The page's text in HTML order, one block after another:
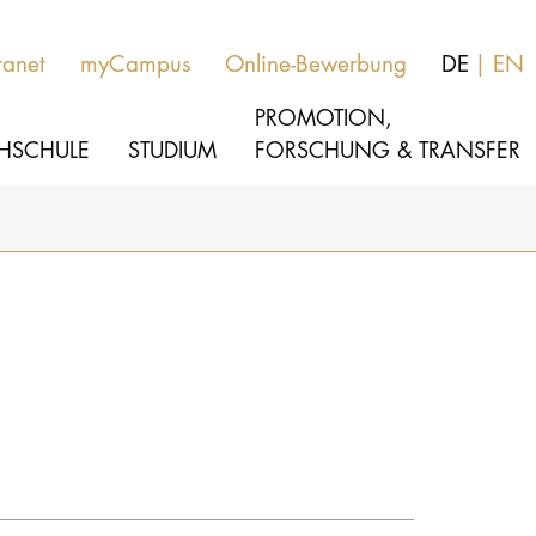
myCampus Online-Bewerbung DE EN
STUDIUM
PROMOTION,
FORSCHUNG & TRANSFER
Netzwerk